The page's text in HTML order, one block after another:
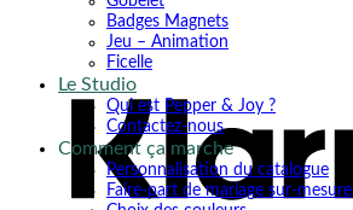
Badges Magnets
Jeu – Animation
Ficelle
Le Studio
Qui est Pepper & Joy ?
Contactez-nous
Comment ça marche
Personnalisation du catalogue
Faire-part de mariage sur-mesure